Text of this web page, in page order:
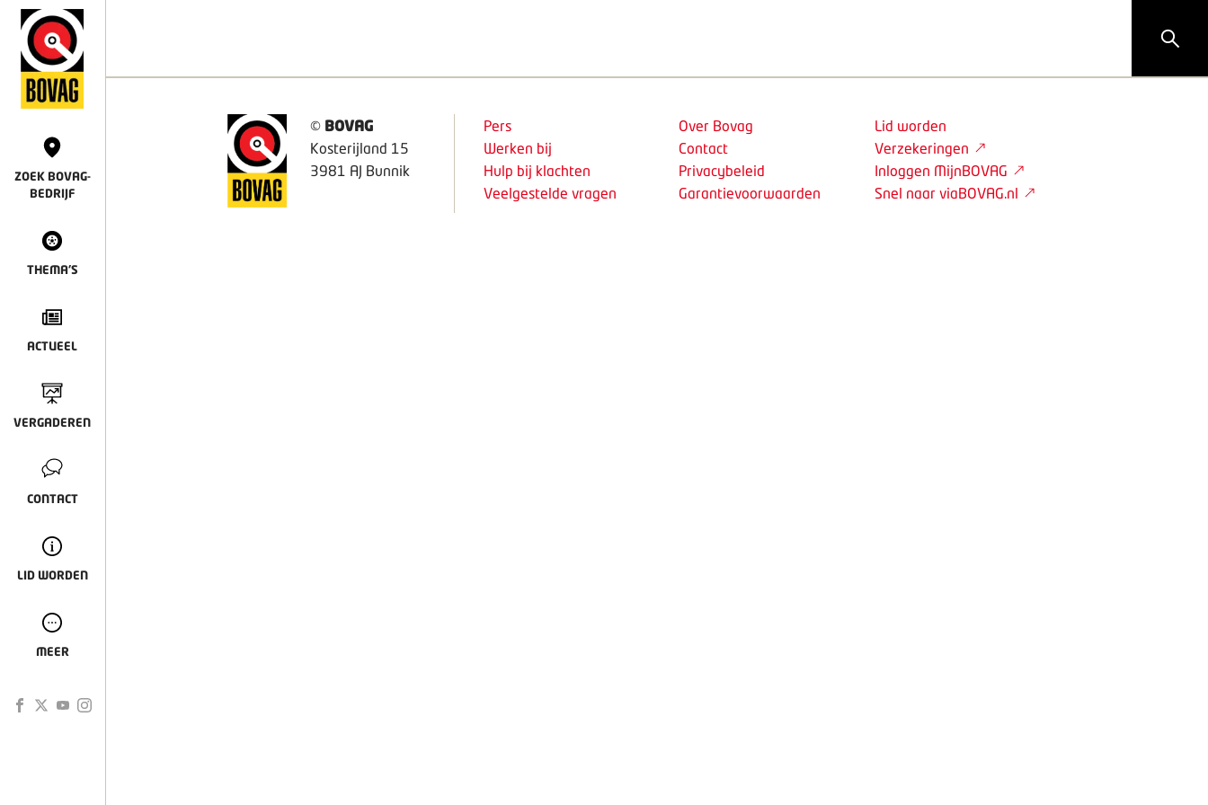
ZOEK BOVAG-
BEDRIJF
THEMA'S
ACTUEEL
VERGADEREN
CONTACT
LID WORDEN
MEER
© BOVAG
Kosterijland 15
3981 AJ Bunnik
Pers
Werken bij
Hulp bij klachten
Veelgestelde vragen
Over Bovag
Contact
Privacybeleid
Garantievoorwaarden
Lid worden
Verzekeringen
Inloggen MijnBOVAG
Snel naar viaBOVAG.nl